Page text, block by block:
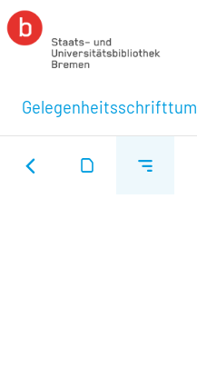
Gelegenheitsschrifttum